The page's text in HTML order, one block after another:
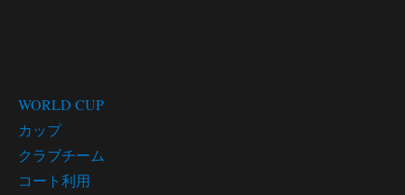
WORLD CUP
カップ
クラブチーム
コート利用